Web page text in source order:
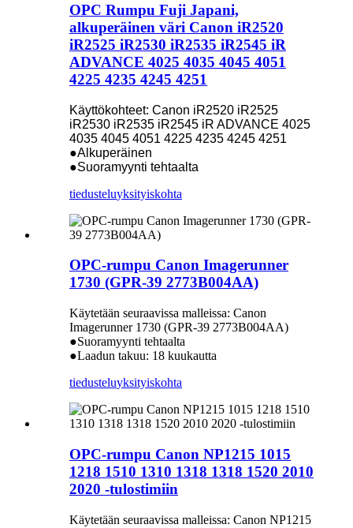
OPC Rumpu Fuji Japani,
alkuperäinen väri Canon iR2520
iR2525 iR2530 iR2535 iR2545 iR
ADVANCE 4025 4035 4045 4051
4225 4235 4245 4251
Käyttökohteet: Canon iR2520 iR2525
iR2530 iR2535 iR2545 iR ADVANCE 4025
4035 4045 4051 4225 4235 4245 4251
●Alkuperäinen
●Suoramyynti tehtaalta
tiedusteluyksityiskohta
OPC-rumpu Canon Imagerunner
1730 (GPR-39 2773B004AA)
Käytetään seuraavissa malleissa: Canon
Imagerunner 1730 (GPR-39 2773B004AA)
●Suoramyynti tehtaalta
●Laadun takuu: 18 kuukautta
tiedusteluyksityiskohta
OPC-rumpu Canon NP1215 1015
1218 1510 1310 1318 1318 1520 2010
2020 -tulostimiin
Käytetään seuraavissa malleissa: Canon NP1215